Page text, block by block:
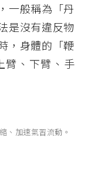
一般稱為「丹
是沒有違反物
，身體的「鞭
臂、下臂、手
、加速氣習流動。